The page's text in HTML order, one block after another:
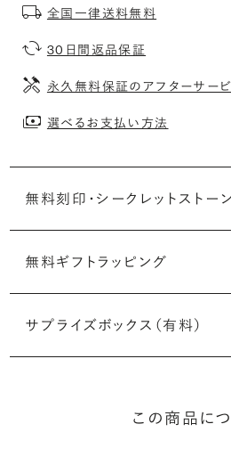
全国一律送料無料
30日間返品保証
永久無料保証のアフターサー
選べるお支払い方法
無料刻印・ シークレットストーン
刻印メッセージ：アルファベッ
印することができます。注文前だ
リングに初めて施す初回の刻印は
細は「商品仕様」欄をご確認ください
無料ギフトラッピング
サプライズボックス（有料）
この商品に